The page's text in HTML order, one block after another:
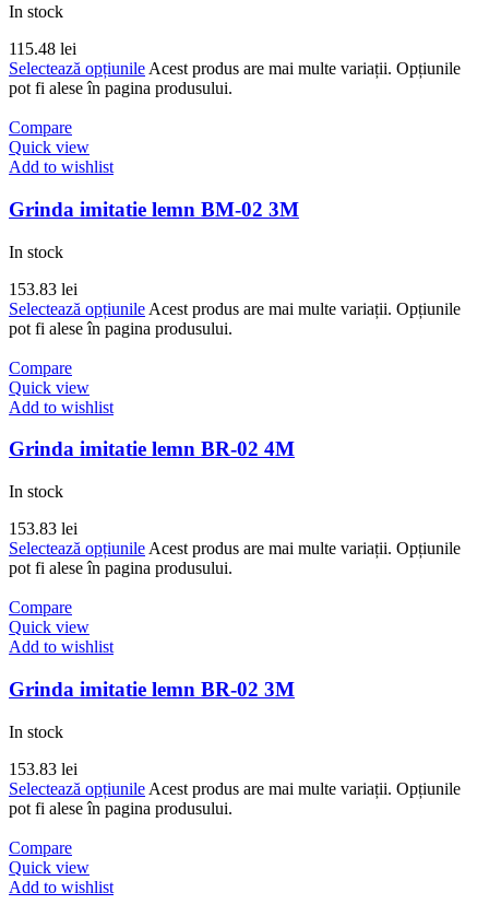
In stock
115.48 lei
Selectează opțiunile Acest produs are mai multe variații. Opțiunile
pot fi alese în pagina produsului.
Compare
Quick view
Add to wishlist
Grinda imitatie lemn BM-02 3M
In stock
153.83 lei
Selectează opțiunile Acest produs are mai multe variații. Opțiunile
pot fi alese în pagina produsului.
Compare
Quick view
Add to wishlist
Grinda imitatie lemn BR-02 4M
In stock
153.83 lei
Selectează opțiunile Acest produs are mai multe variații. Opțiunile
pot fi alese în pagina produsului.
Compare
Quick view
Add to wishlist
Grinda imitatie lemn BR-02 3M
In stock
153.83 lei
Selectează opțiunile Acest produs are mai multe variații. Opțiunile
pot fi alese în pagina produsului.
Compare
Quick view
Add to wishlist